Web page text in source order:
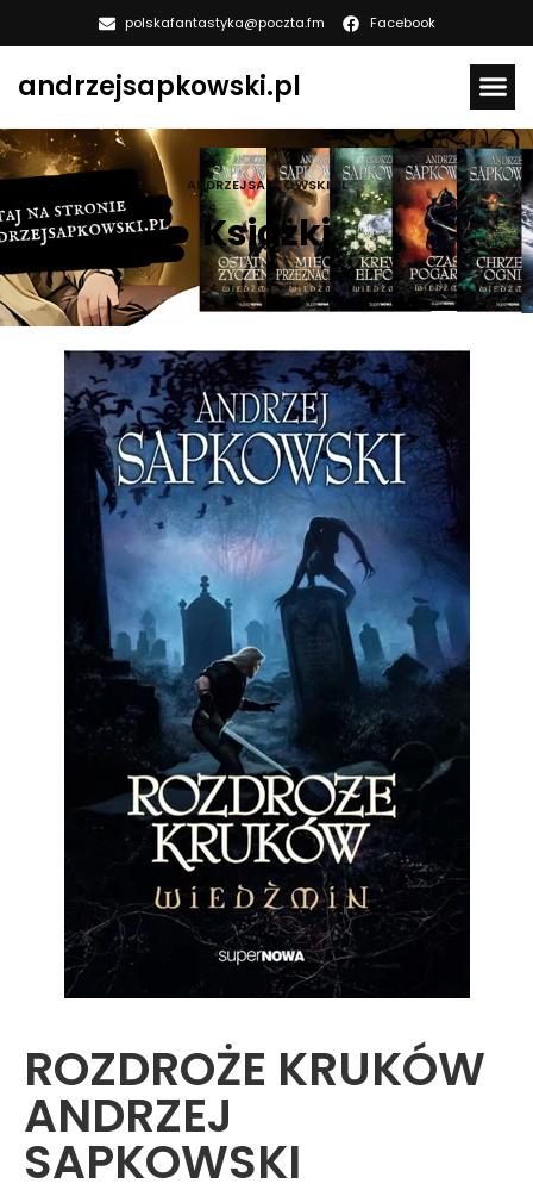
polskafantastyka@poczta.fm Facebook
andrzejsapkowski.pl
ANDRZEJSAPKOWSKI.PL
Książki
ROZDROŻE KRUKÓW
ANDRZEJ
SAPKOWSKI